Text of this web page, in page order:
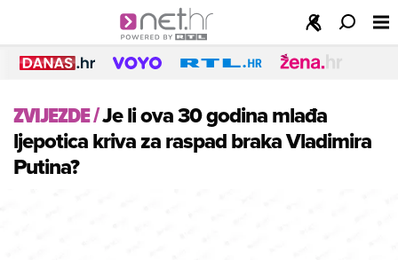
ZVIJEZDE/Je li ova 30 godina mlađa
ljepotica kriva za raspad braka Vladimira
Putina?